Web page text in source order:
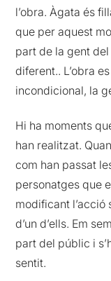
l’obra. Àgata és
que per aquest
part de la gent
diferent.. L’obra
incondicional, la
Hi ha moments
han realitzat.
com han passat
personatges que
modificant
d’un d’ells. Em
part del públic i
sentit.